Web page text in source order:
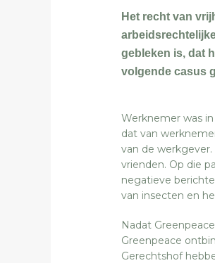
Het recht van
gebleken is, dat
volgende casus
Werknemer was
dat van
van de
vrienden. Op die
negatieve
van insecten en
Nadat
Greenpeace
Gerechtshof